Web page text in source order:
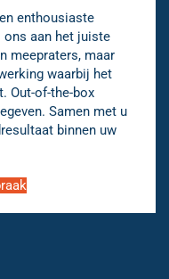
enthousiaste
ons aan het juiste
meepraters, maar
waarbij het
Out-of-the-box
Samen met u
binnen uw